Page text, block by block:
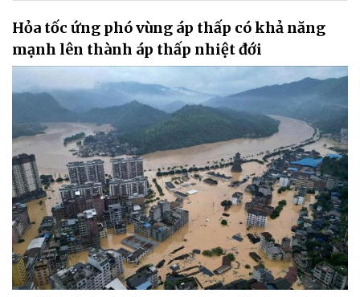
Hỏa tốc ứng phó vùng áp thấp có khả năng
mạnh lên thành áp thấp nhiệt đới